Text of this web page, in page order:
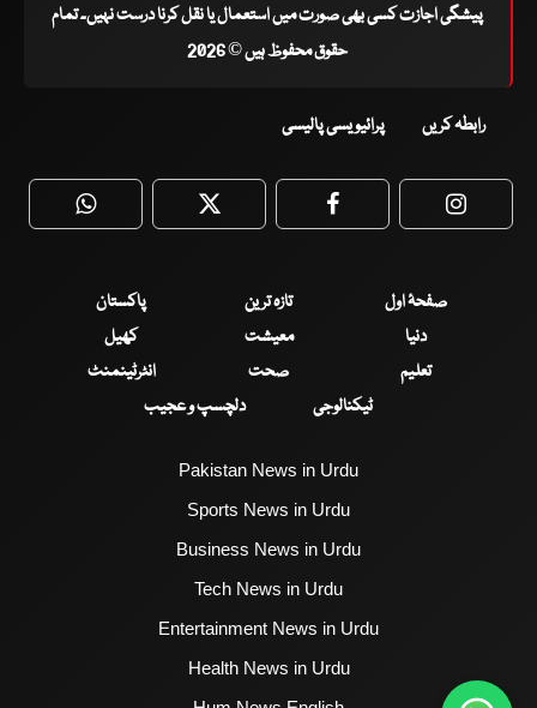
پیشگی اجازت کسی بھی صورت میں استعمال یا نقل کرنا درست نہیں۔ تمام
حقوق محفوظ ہیں © 2026
رابطہ کریں پرائیویسی پالیسی
WhatsApp Twitter Facebook
صفحۂ اول تازہ ترین
پاکستان
دنیا
معیشت
کھیل
تعلیم
صحت
انٹرٹینمنٹ
ٹیکنالوجی
دلچسپ و عجیب
Pakistan News in Urdu
Sports News in Urdu
Business News in Urdu
Tech News in Urdu
Entertainment News in Urdu
Health News in Urdu